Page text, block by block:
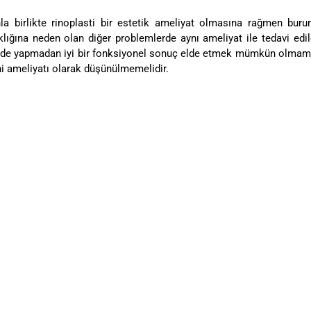
birlikte rinoplasti bir estetik ameliyat olmasına rağmen
neden olan diğer problemlerde aynı ameliyat ile tedavi
yapmadan iyi bir fonksiyonel sonuç elde etmek mümkün
ameliyatı olarak düşünülmemelidir.